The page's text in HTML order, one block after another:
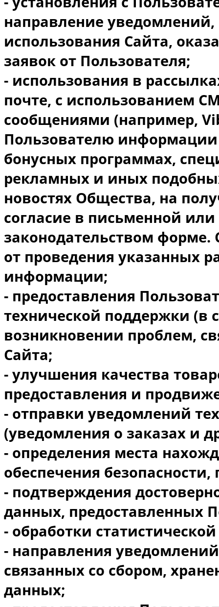
направление
использования Сайта,
заявок от Пользователя;
- использования в
почте, с использованием
сообщениями (например,
Пользователю
бонусных программах,
рекламных и иных
новостях Общества, на
согласие в письменной
законодательством форме.
от проведения указанных
информации;
- предоставления
технической поддержки (в
возникновении проблем,
Сайта;
- улучшения качества
предоставления и
- отправки уведомлений
(уведомления о заказах и
- определения места
обеспечения
- подтверждения
данных, предоставленных
- обработки
- направления
связанных со сбором,
данных;